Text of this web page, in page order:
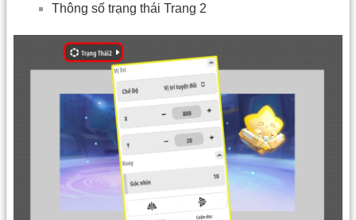
Thông số trạng thái Trang 2